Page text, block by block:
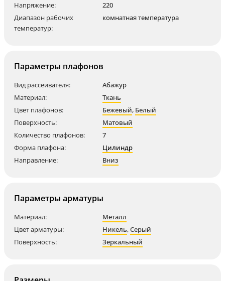
Напряжение:
220
Диапазон рабочих
температур:
комнатная температура
Параметры плафонов
Вид рассеивателя:
Абажур
Материал:
Ткань
Цвет плафонов:
Бежевый, Белый
Поверхность:
Матовый
Количество плафонов:
7
Форма плафона:
Цилиндр
Направление:
Вниз
Параметры арматуры
Материал:
Металл
Цвет арматуры:
Никель,Серый
Поверхность:
Зеркальный